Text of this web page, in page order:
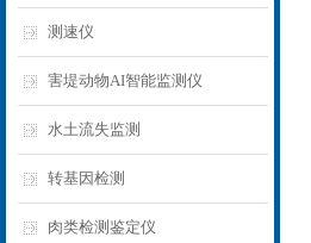
测速仪
害堤动物AI智能监测仪
水土流失监测
转基因检测
肉类检测鉴定仪